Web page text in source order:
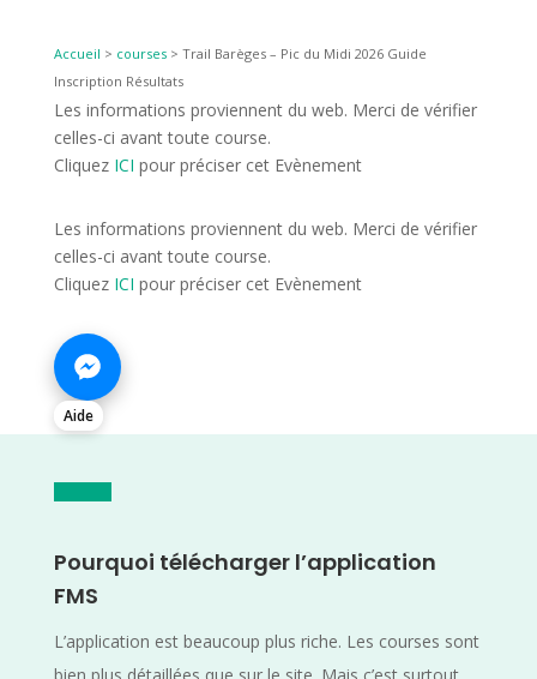
Accueil > courses> Trail Barèges – Pic du Midi 2026 Guide
Inscription Résultats
Les informations proviennent du web. Merci de vérifier
celles-ci avant toute course.
Cliquez ICI pour préciser cet Evènement
Les informations proviennent du web. Merci de vérifier
celles-ci avant toute course.
Cliquez ICI pour préciser cet Evènement
Aide
Pourquoi télécharger l’application
FMS
L’application est beaucoup plus riche. Les courses sont